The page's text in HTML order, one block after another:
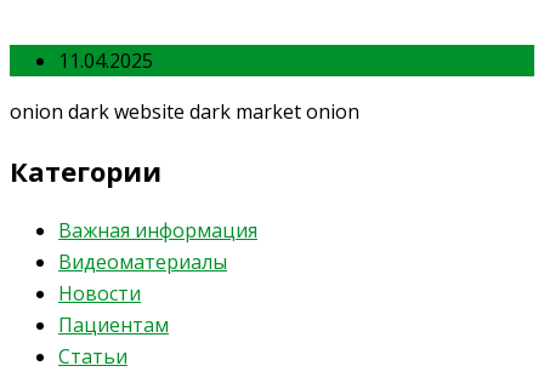
11.04.2025
onion dark website dark market onion
Категории
Важная информация
Видеоматериалы
Новости
Пациентам
Статьи